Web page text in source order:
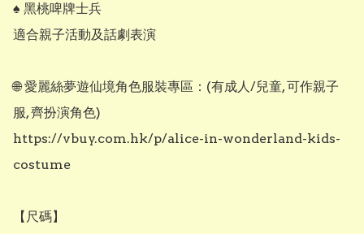
♠️ 黑桃啤牌士兵
適合親子活動及話劇表演
🌐 愛麗絲夢遊仙境角色服裝專區：(有成人/兒童, 可作親子
服, 齊扮演角色)
https://vbuy.com.hk/p/alice-in-wonderland-kids-
costume
【尺碼】